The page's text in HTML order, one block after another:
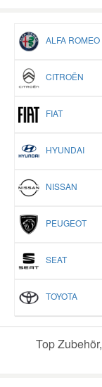
ALFA ROMEO
CITROËN
FIAT
HYUNDAI
NISSAN
PEUGEOT
SEAT
TOYOTA
Top